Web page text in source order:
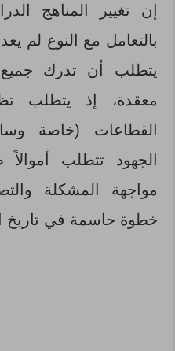
إن تغيير المناهج
بالتعامل مع النوع لم
يتطلب أن تدرك
معقدة، إذ يتطلب
القطاعات (خاصة
الجهود تتطلب
مواجهة المشكلة
خطوة حاسمة في تاريخ